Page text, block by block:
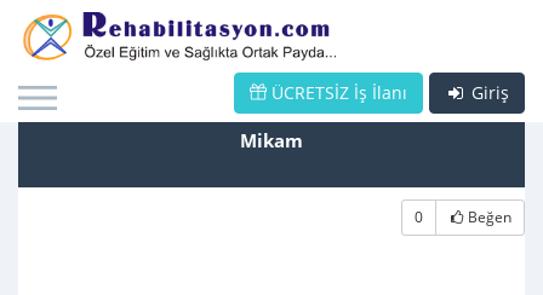
Giriş
ÜCRETSİZ İş İlanı
Mikam
0 Beğen